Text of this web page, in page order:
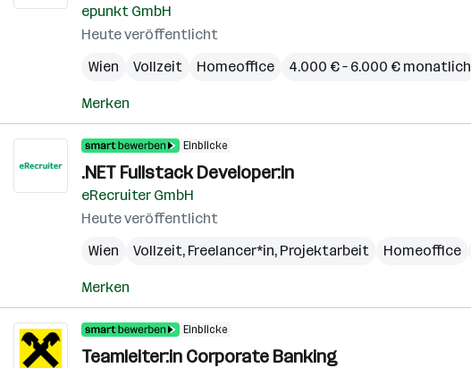
epunkt GmbH
Heute veröffentlicht
Wien
Vollzeit Homeoffice 4.000 € – 6.000 € monatlich
Merken
Einblicke
.NET Fullstack Developer:in
eRecruiter GmbH
Heute veröffentlicht
Wien
Vollzeit, Freelancer*in, Projektarbeit Homeoffice
Merken
Einblicke
Teamleiter:in Corporate Banking